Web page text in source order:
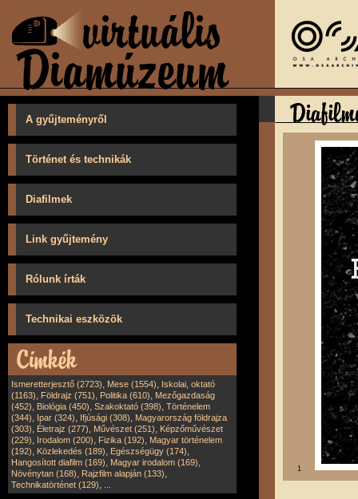
A gyűjteményről
Történet és technikák
Diafilmek
Link gyűjtemény
Rólunk írták
Technikai eszközök
Ismeretterjesztő (2723), Mese (1554), Iskolai, oktató
(1163), Földrajz (751), Politika (610), Mezőgazdaság
(452), Biológia (450), Szakoktató (398), Történelem
(344), Ipar (324), Ifjúsági (308), Magyarország földrajza
(303), Életrajz (277), Művészet (251), Képzőművészet
(229), Irodalom (200), Fizika (192), Magyar történelem
(192), Közlekedés (189), Egészségügy (174),
Hangosított diafilm (169), Magyar irodalom (169),
Növénytan (168), Rajzfilm alapján (133),
Technikatörténet (129),
1